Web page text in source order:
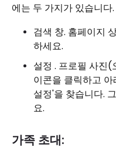
에는 두 가지가 있습니다.
검색 창. 홈페이지
하세요.
설정 . 프로필 사진
이콘을 클릭하고
설정'을 찾습니다.
요.
가족 초대: